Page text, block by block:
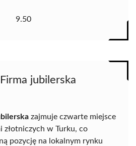
9.50
jubilerska
zajmuje czwarte miejsce
w Turku, co
pozycję na lokalnym rynku